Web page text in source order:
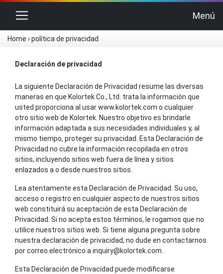
Cambiar navegación Menú
Home ›política de privacidad
Declaración de privacidad
La siguiente Declaración de Privacidad resume las diversas
maneras en que Kolortek Co., Ltd. trata la información que
usted proporciona al usar www.kolortek.com o cualquier
otro sitio web de Kolortek. Nuestro objetivo es brindarle
información adaptada a sus necesidades individuales y, al
mismo tiempo, proteger su privacidad. Esta Declaración de
Privacidad no cubre la información recopilada en otros
sitios, incluyendo sitios web fuera de línea y sitios
enlazados a o desde nuestros sitios.
Lea atentamente esta Declaración de Privacidad. Su uso,
acceso o registro en cualquier aspecto de nuestros sitios
web constituirá su aceptación de esta Declaración de
Privacidad. Si no acepta estos términos, le rogamos que no
utilice nuestros sitios web. Si tiene alguna pregunta sobre
nuestra declaración de privacidad, no dude en contactarnos
por correo electrónico a inquiry@kolortek.com
Esta Declaración de Privacidad puede modificarse